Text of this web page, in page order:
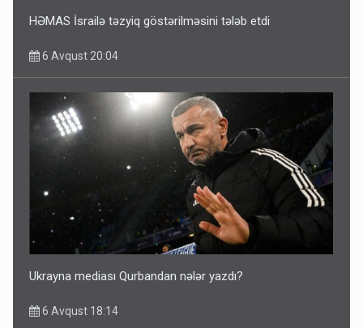
HƏMAS İsrailə təzyiq göstərilməsini tələb etdi
6 Avqust 20:04
Ukrayna mediası Qurbandan nələr yazdı?
6 Avqust 18:14